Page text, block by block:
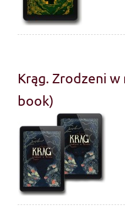
Krąg. Zrodzeni
book)